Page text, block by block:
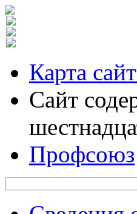
Карта
Сайт
Профсоюз